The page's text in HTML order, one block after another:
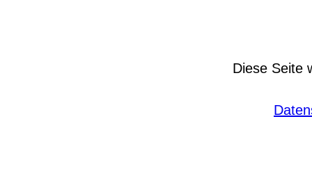
Diese Seite